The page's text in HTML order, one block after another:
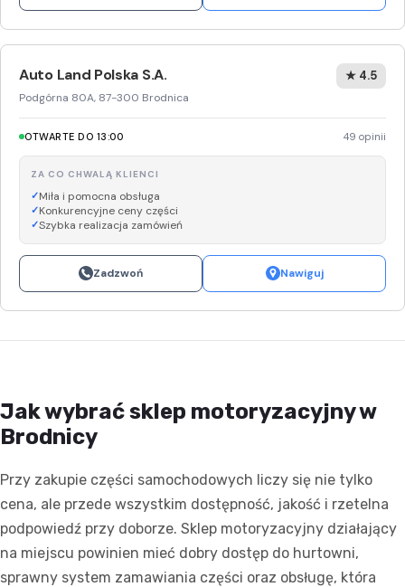
Auto Land Polska S.A.
Podgórna 80A, 87-300 Brodnica
★ 4.5
OTWARTE DO 13:00 49 opinii
ZA CO CHWALĄ KLIENCI
Miła i pomocna obsługa
Konkurencyjne ceny części
Szybka realizacja zamówień
Zadzwoń Nawiguj
Jak wybrać sklep motoryzacyjny w
Brodnicy
Przy zakupie części samochodowych liczy się nie tylko
cena, ale przede wszystkim dostępność, jakość i rzetelna
podpowiedź przy doborze. Sklep motoryzacyjny działający
na miejscu powinien mieć dobry dostęp do hurtowni,
sprawny system zamawiania części oraz obsługę, która